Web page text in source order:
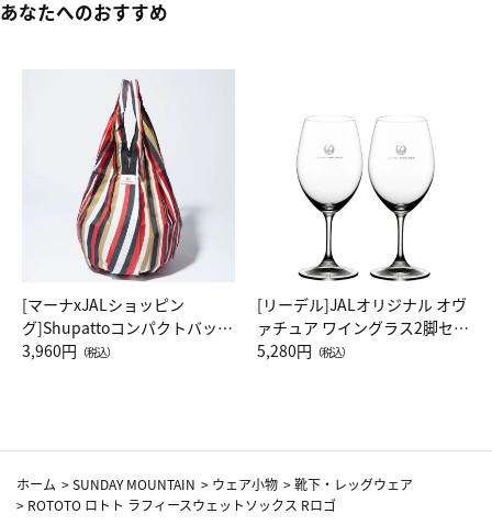
あなたへのおすすめ
[マーナxJALショッピン
グ]Shupattoコンパクトバッグ
Drop JAL客室乗務員（LC）ス
3,960円 （税込）
[リーデル]JALオリジナル オヴ
ァチュア ワイングラス2脚セッ
ト（レッドワイン）
5,280円 （税込）
ホーム >SUNDAY MOUNTAIN > ウェア小物 >靴下・レッグウェア
> ROTOTO ロトト ラフィースウェットソックス Rロゴ